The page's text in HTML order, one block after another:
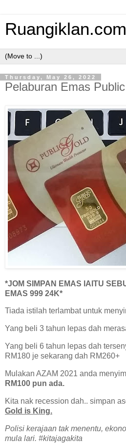
Ruangiklan.com
Thursday, May 26, 2022
Pelaburan Emas
*JOM SIMPAN EMAS IAITU
EMAS 999 24K*
Tiada istilah terlambat untuk
Yang beli 3 tahun lepas dah
Yang beli 6 tahun lepas dah
RM180 je sekarang dah RM260+
Mulakan AZAM 2021 anda
RM100 pun ada.
Kita nak recession dah.. simpan
Gold is King.
Polisi kerajaan tak menentu,
mula lari. #kitajagakita